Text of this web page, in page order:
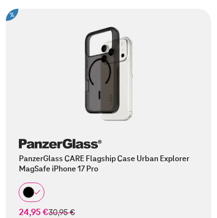
%
PanzerGlass CARE Flagship Case Urban Explorer
MagSafe iPhone 17 Pro
24,95 €statt
30,95 €